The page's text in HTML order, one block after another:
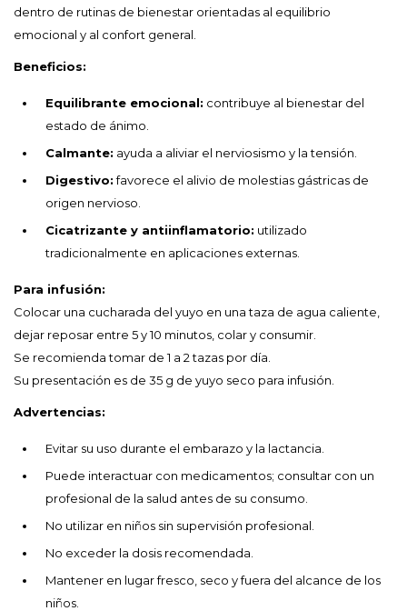
dentro de rutinas de bienestar orientadas al equilibrio
emocional y al confort general.
Beneficios:
Equilibrante emocional: contribuye al bienestar del
estado de ánimo.
Calmante: ayuda a aliviar el nerviosismo y la tensión.
Digestivo:favorece el alivio de molestias gástricas de
origen nervioso.
Cicatrizante y antiinflamatorio: utilizado
tradicionalmente en aplicaciones externas.
Para infusión:
Colocar una cucharada del yuyo en una taza de agua caliente,
dejar reposar entre 5 y 10 minutos, colar y consumir.
Se recomienda tomar de 1 a 2 tazas por día.
Su presentación es de 35 g de yuyo seco para infusión.
Advertencias:
Evitar su uso durante el embarazo y la lactancia.
Puede interactuar con medicamentos; consultar con un
profesional de la salud antes de su consumo.
No utilizar en niños sin supervisión profesional.
No exceder la dosis recomendada.
Mantener en lugar fresco, seco y fuera del alcance de los
niños.